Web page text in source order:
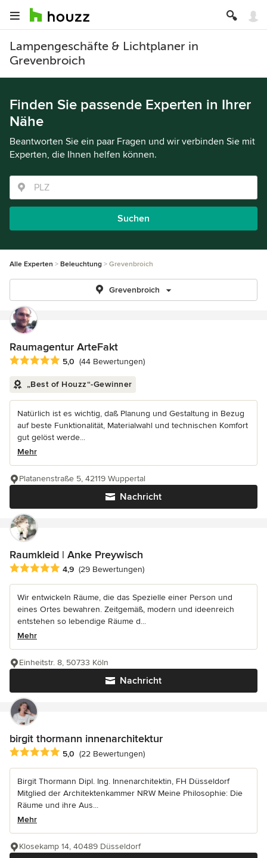
Lampengeschäfte & Lichtplaner in
Grevenbroich
Finden Sie passende Experten in Ihrer
Nähe
Beantworten Sie ein paar Fragen und wir verbinden Sie mit
Experten, die Ihnen helfen können.
Suchen
Alle Experten Beleuchtung Grevenbroich
Grevenbroich
Raumagentur ArteFakt
Durchschnittliche Bewertung: 5 von 5 Sternen
5,0 (44 Bewertungen)
„Best of Houzz“-Gewinner
Natürlich ist es wichtig, daß Planung und Gestaltung in Bezug
auf beste Funktionalität, Materialwahl und technischen Komfort
gut gelöst werde...
Mehr
Nachricht
Platanenstraße 5, 42119 Wuppertal
Raumkleid | Anke Preywisch
Durchschnittliche Bewertung: 4.9 von 5 Sternen
4,9 (29 Bewertungen)
Wir entwickeln Räume, die das Spezielle einer Person und
eines Ortes bewahren. Zeitgemäß, modern und ideenreich
entstehen so lebendige Räume d...
Mehr
Nachricht
Einheitstr. 8, 50733 Köln
birgit thormann innenarchitektur
Durchschnittliche Bewertung: 5 von 5 Sternen
5,0 (22 Bewertungen)
Birgit Thormann Dipl. Ing. Innenarchitektin, FH Düsseldorf
Mitglied der Architektenkammer NRW Meine Philosophie: Die
Räume und ihre Aus...
Mehr
Klosekamp 14, 40489 Düsseldorf